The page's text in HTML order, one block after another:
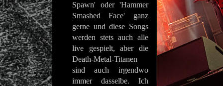
Spawn' oder 'Hammer
Smashed Face' ganz
gerne und diese Songs
werden stets auch alle
live gespielt, aber die
Death-Metal-Titanen
sind auch irgendwo
immer dasselbe. Ich